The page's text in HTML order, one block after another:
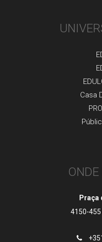
Casa
Praça
4150-455